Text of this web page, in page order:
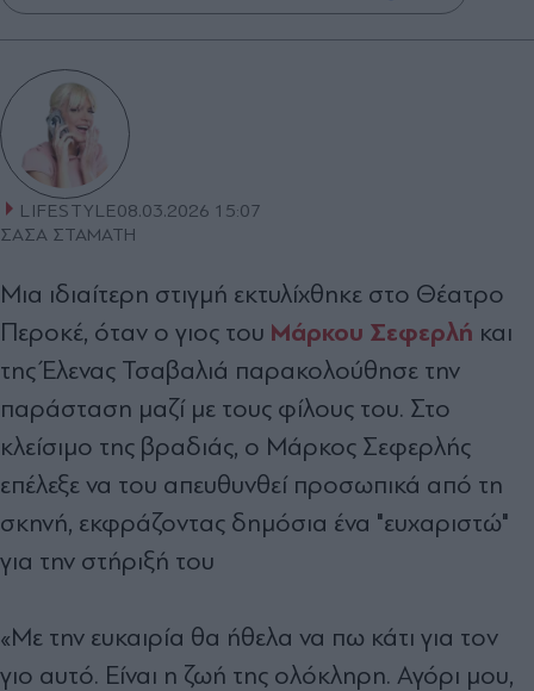
LIFESTYLE08.03.2026 15:07
ΣΑΣΑ ΣΤΑΜΑΤΗ
Μια ιδιαίτερη στιγμή εκτυλίχθηκε στο Θέατρο
Περοκέ, όταν ο γιος του Μάρκου Σεφερλή και
της Έλενας Τσαβαλιά παρακολούθησε την
παράσταση μαζί με τους φίλους του. Στο
κλείσιμο της βραδιάς, ο Μάρκος Σεφερλής
επέλεξε να του απευθυνθεί προσωπικά από τη
σκηνή, εκφράζοντας δημόσια ένα "ευχαριστώ"
για την στήριξή του
«Με την ευκαιρία θα ήθελα να πω κάτι για τον
γιο αυτό. Είναι η ζωή της ολόκληρη. Αγόρι μου,